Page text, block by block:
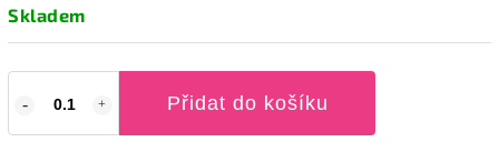
Skladem
Přidat do košíku